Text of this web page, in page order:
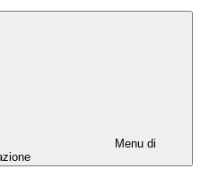
Menu di